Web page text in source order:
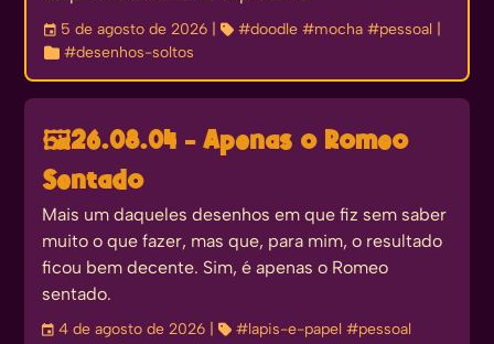
󰃭 5 de agosto de 2026 | #doodle #mocha #pessoal
#desenhos-soltos
🖼️26.08.04 - Apenas o Romeo
Sentado
Mais um daqueles desenhos em que fiz sem saber
muito o que fazer, mas que, para mim, o resultado
ficou bem decente. Sim, é apenas o Romeo
sentado.
󰃭4 de agosto de 2026 | #lapis-e-papel #pessoal